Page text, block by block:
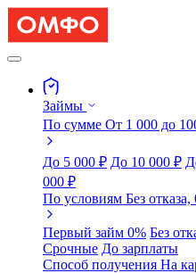
Займы
По сумме От 1 000 до
До 5 000 ₽ До 10 000 ₽
000 ₽
По условиям Без
Первый займ 0% Без
Срочные До зарплаты
Способ получения На